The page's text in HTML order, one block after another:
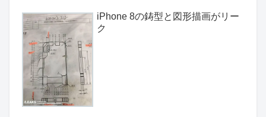
iPhone 8の鋳型と図形描画がリー
ク